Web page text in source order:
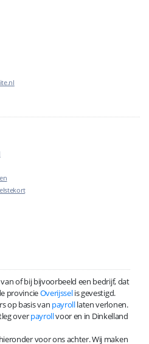
of bij bijvoorbeeld een bedrijf, dat
provincieOverijsselis gevestigd.
op basis van payrolllaten verlonen.
overpayrollvoor en in Dinkelland
voor ons achter. Wij maken